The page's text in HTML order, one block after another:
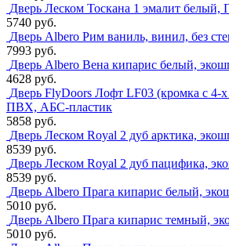
Дверь Леском Тоскана 1 эмалит белый,
5740 руб.
Дверь Albero Рим ваниль, винил, без
7993 руб.
Дверь Albero Вена кипарис белый,
4628 руб.
Дверь FlyDoors Лофт LF03 (кромка с 4-х
ПВХ, АБС-пластик
5858 руб.
Дверь Леском Royal 2 дуб арктика,
8539 руб.
Дверь Леском Royal 2 дуб пацифика,
8539 руб.
Дверь Albero Прага кипарис белый,
5010 руб.
Дверь Albero Прага кипарис темный,
5010 руб.